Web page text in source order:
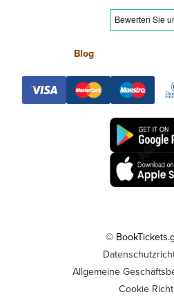
Blog
©
Allgemeine
Cookie